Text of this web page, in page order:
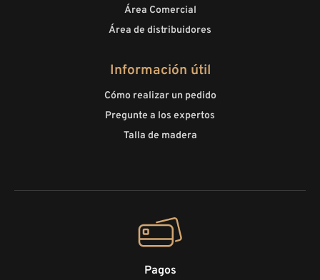
Área Comercial
Área de distribuidores
Información útil
Cómo realizar un pedido
Pregunte a los expertos
Talla de madera
Pagos